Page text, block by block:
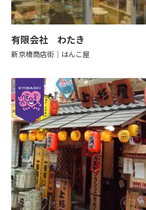
有限会社 わたき
新京橋商店街 はんこ屋